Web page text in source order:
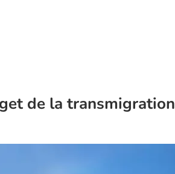
de la transmigration